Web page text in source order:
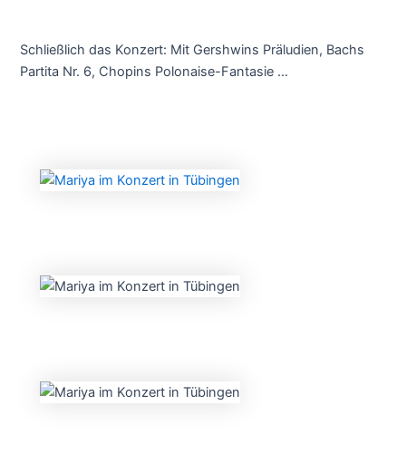
Schließlich das Konzert: Mit Gershwins Präludien, Bachs
Partita Nr. 6, Chopins Polonaise-Fantasie …